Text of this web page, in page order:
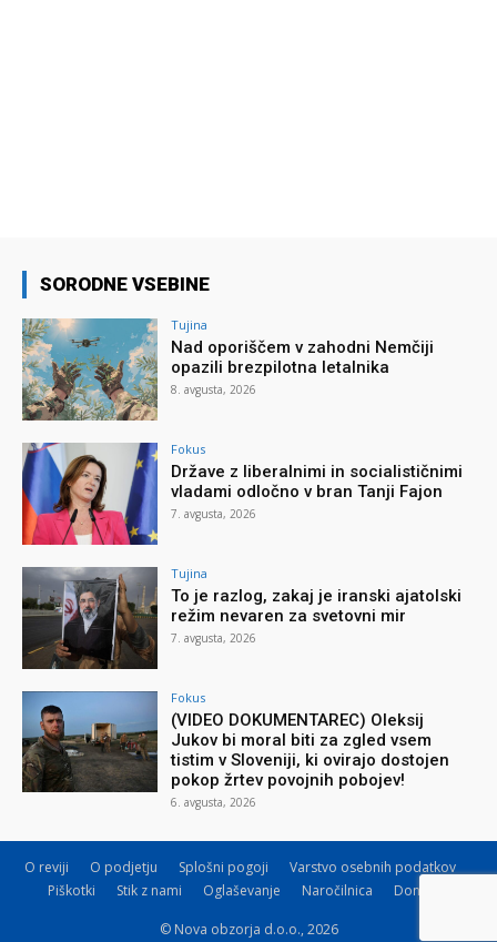
SORODNE VSEBINE
Tujina
Nad oporiščem v zahodni Nemčiji
opazili brezpilotna letalnika
8. avgusta, 2026
Fokus
Države z liberalnimi in socialističnimi
vladami odločno v bran Tanji Fajon
7. avgusta, 2026
Tujina
To je razlog, zakaj je iranski ajatolski
režim nevaren za svetovni mir
7. avgusta, 2026
Fokus
(VIDEO DOKUMENTAREC) Oleksij
Jukov bi moral biti za zgled vsem
tistim v Sloveniji, ki ovirajo dostojen
pokop žrtev povojnih pobojev!
6. avgusta, 2026
O reviji O podjetju Splošni pogoji
Varstvo osebnih podatkov
Piškotki
Stik z nami Oglaševanje Naročilnica Donacije
© Nova obzorja d.o.o., 2026